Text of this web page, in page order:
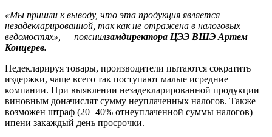
«Мы пришли к выводу, что эта продукция является
незадекларированной, так как не отражена в налоговых
ведомостях», — пояснилзамдиректора ЦЭЭ ВШЭ Артем
Концерев.
Недекларируя товары, производители пытаются сократить
издержки, чаще всего так поступают малые исредние
компании. При выявлении незадекларированной продукции
виновным доначислят сумму неуплаченных налогов. Также
возможен штраф (20−40% отнеуплаченной суммы налогов)
ипени закаждый день просрочки.